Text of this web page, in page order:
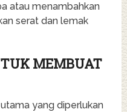
atau menambahkan
serat dan lemak
MEMBUAT
yang diperlukan